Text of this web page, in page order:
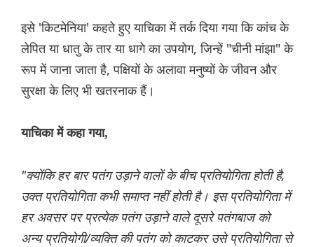
इसे 'किटमेनिया' कहते हुए याचिका में तर्क दिया गया कि कांच के
लेपित या धातु के तार या धागे का उपयोग, जिन्हें "चीनी मांझा" के
रूप में जाना जाता है, पक्षियों के अलावा मनुष्यों के जीवन और
सुरक्षा के लिए भी खतरनाक हैं।
याचिका में कहा गया,
"क्योंकि हर बार पतंग उड़ाने वालों के बीच प्रतियोगिता होती है,
उक्त प्रतियोगिता कभी समाप्त नहीं होती है। इस प्रतियोगिता में
हर अवसर पर प्रत्येक पतंग उड़ाने वाले दूसरे पतंगबाज को
अन्य प्रतियोगी/व्यक्ति की पतंग को काटकर उसे प्रतियोगिता से